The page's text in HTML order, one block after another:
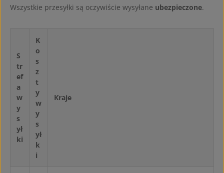
Wszystkie przesyłki są oczywiście wysyłane ubezpieczone.
S
tr
ef
a
w
y
s
ył
ki
K
o
s
z
t
y
w
y
s
ył
k
i
Kraje